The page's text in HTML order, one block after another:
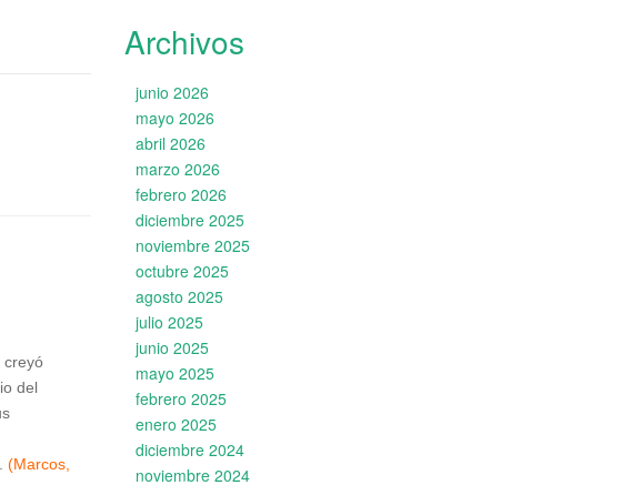
creyó
del
(Marcos,
Archivos
junio 2026
mayo 2026
abril 2026
marzo 2026
febrero 2026
diciembre 2025
noviembre 2025
octubre 2025
agosto 2025
julio 2025
junio 2025
mayo 2025
febrero 2025
enero 2025
diciembre 2024
noviembre 2024